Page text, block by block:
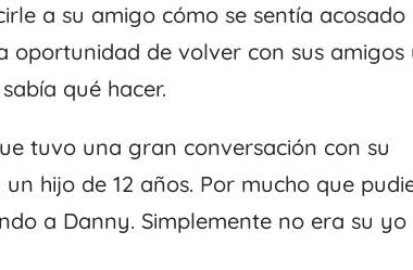
a su amigo cómo se sentía acosado
oportunidad de volver con sus amigos
qué hacer.
tuvo una gran conversación con su
hijo de 12 años. Por mucho que
a Danny. Simplemente no era su yo